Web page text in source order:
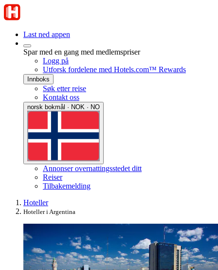
Last ned appen
Spar med en gang med medlemspriser
Logg på
Utforsk fordelene med Hotels.com™ Rewards
Innboks
Søk etter reise
Kontakt oss
norsk bokmål · NOK · NO
Annonser overnattingsstedet ditt
Reiser
Tilbakemelding
Hoteller
Hoteller i Argentina